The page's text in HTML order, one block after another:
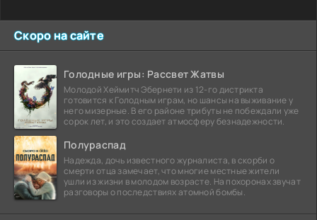
Скоро на сайте
Голодные игры: Рассвет Жатвы
Молодой Хеймитч Эбернети из 12-го дистрикта
готовится к Голодным играм, но шансы на выживание у
него мизерные. В его районе трибуты не побеждали уже
сорок лет, и это создает атмосферу безнадежности.
Полураспад
Надежда, дочь известного журналиста, в скорби о
смерти отца замечает, что многие местные жители
ушли из жизни в молодом возрасте. На похоронах звучат
разговоры о последствиях атомной бомбы.